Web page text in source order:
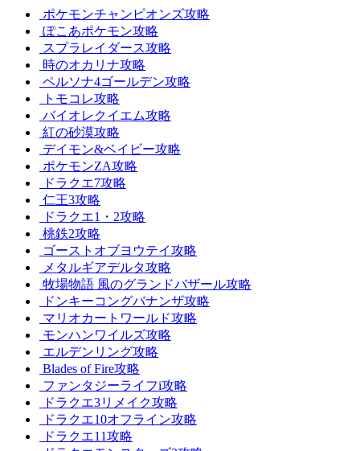
ポケモンチャンピオンズ攻略
ぽこあポケモン攻略
スプラレイダース攻略
時のオカリナ攻略
ペルソナ4ゴールデン攻略
トモコレ攻略
バイオレクイエム攻略
紅の砂漠攻略
デイモン&ベイビー攻略
ポケモンZA攻略
ドラクエ7攻略
仁王3攻略
ドラクエ1・2攻略
桃鉄2攻略
ゴーストオブヨウテイ攻略
メタルギアデルタ攻略
牧場物語 風のグランドバザール攻略
ドンキーコングバナンザ攻略
マリオカートワールド攻略
モンハンワイルズ攻略
エルデンリング攻略
Blades of Fire攻略
ファンタジーライフi攻略
ドラクエ3リメイク攻略
ドラクエ10オフライン攻略
ドラクエ11攻略